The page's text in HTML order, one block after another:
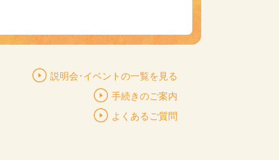
説明会･イベントの一覧を見る
手続きのご案内
よくあるご質問